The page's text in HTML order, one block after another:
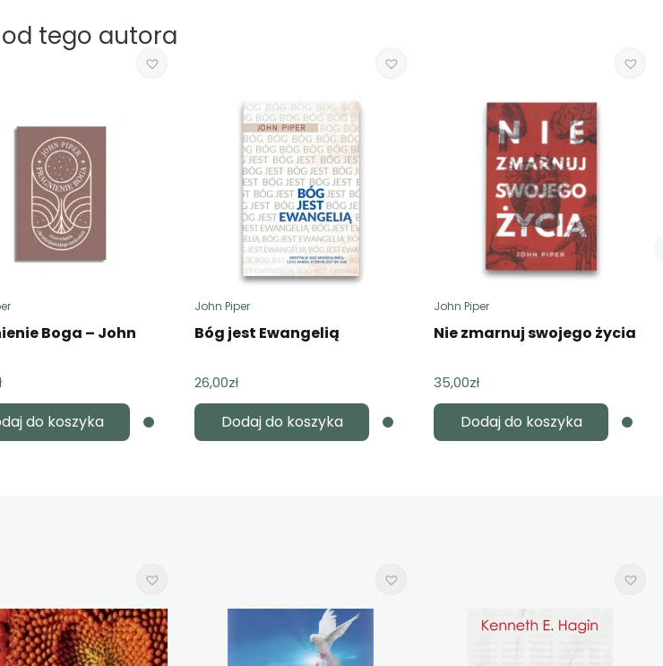
tego autora
Boga – John
do koszyka
John Piper
Bóg jest Ewangelią
26,00zł
Dodaj do koszyka
John Piper
Nie zmarnuj swojego życia
35,00zł
Dodaj do koszyka